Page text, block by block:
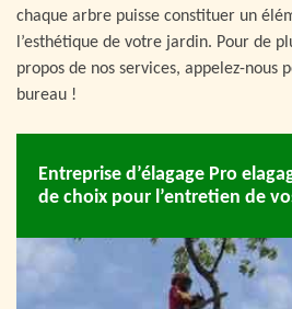
chaque arbre puisse constituer un
l’esthétique de votre jardin. Pour de
propos de nos services, appelez-nous
bureau !
Entreprise d’élagage Pro
de choix pour l’entretien de